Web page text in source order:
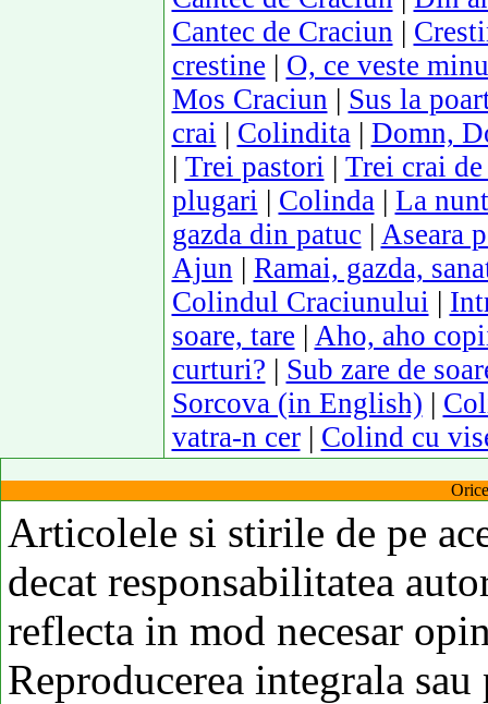
Cantec de Craciun |
crestine | O, ce veste
Mos Craciun | Sus la
crai | Colindita| Domn,
| Trei pastori | Trei crai
plugari | Colinda| La
gazda din patuc| Aseara
Ajun | Ramai, gazda,
Colindul Craciunului |
soare, tare | Aho, aho
curturi? | Sub zare de
Sorcova (in English) |
vatra-n cer| Colind cu
Articolele si stirile de pe
decat responsabilitatea
reflecta in mod necesar
Reproducerea integrala